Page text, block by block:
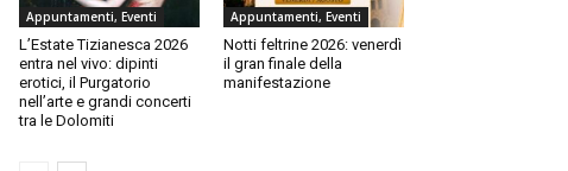
Appuntamenti, Eventi
L’Estate Tizianesca 2026
entra nel vivo: dipinti
erotici, il Purgatorio
nell’arte e grandi concerti
tra le Dolomiti
Appuntamenti, Eventi
Notti feltrine 2026: venerdì
il gran finale della
manifestazione